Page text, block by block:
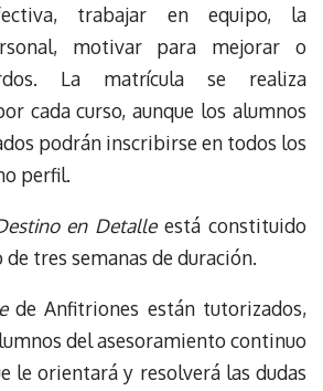
trabajar en equipo, la
motivar para mejorar o
La matrícula se realiza
cada curso, aunque los alumnos
podrán inscribirse en todos los
perfil.
en Detalleestá constituido
tres semanas de duración.
de Anfitriones están tutorizados,
del asesoramiento continuo
le orientará y resolverá las dudas